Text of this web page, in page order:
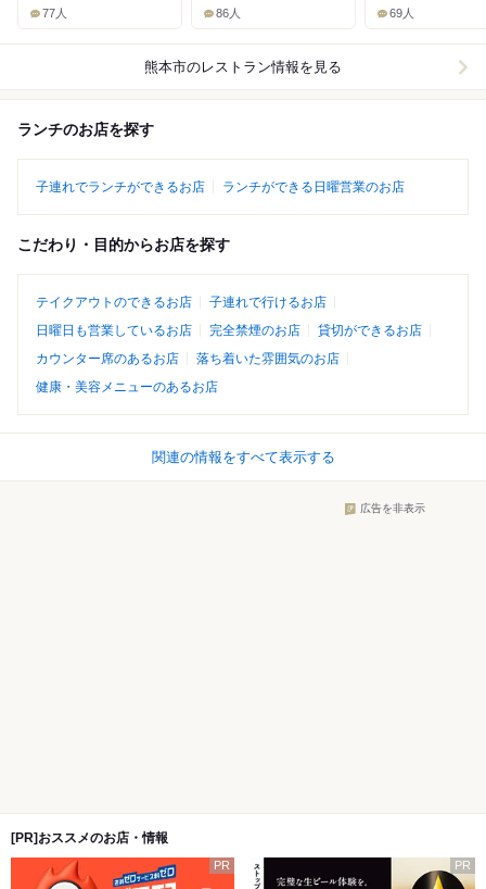
77人 86人 69人
熊本市のレストラン情報を見る
ランチのお店を探す
子連れでランチができるお店 ランチができる日曜営業のお店
こだわり・目的からお店を探す
テイクアウトのできるお店
子連れで行けるお店
日曜日も営業しているお店
完全禁煙のお店
貸切ができるお店
カウンター席のあるお店
落ち着いた雰囲気のお店
健康・美容メニューのあるお店
関連の情報をすべて表示する
広告を非表示
[PR]おススメのお店・情報
PR PR